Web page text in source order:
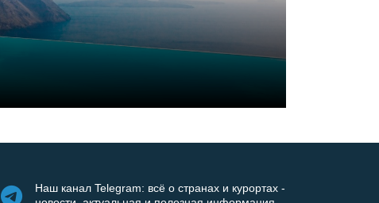
Наш канал Telegram: всё о странах и курортах -